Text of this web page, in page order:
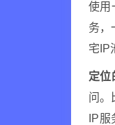
使用
务，
宅IP
定位
问。
IP